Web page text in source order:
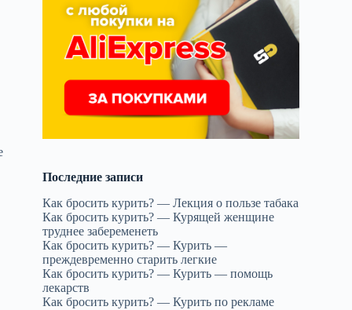
Последние записи
Как бросить курить? — Лекция о пользе табака
Как бросить курить? — Курящей женщине
труднее забеременеть
Как бросить курить? — Курить —
преждевременно старить легкие
Как бросить курить? — Курить — помощь
лекарств
Как бросить курить? — Курить по рекламе